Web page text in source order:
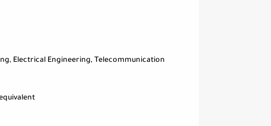
Electrical Engineering, Telecommunication